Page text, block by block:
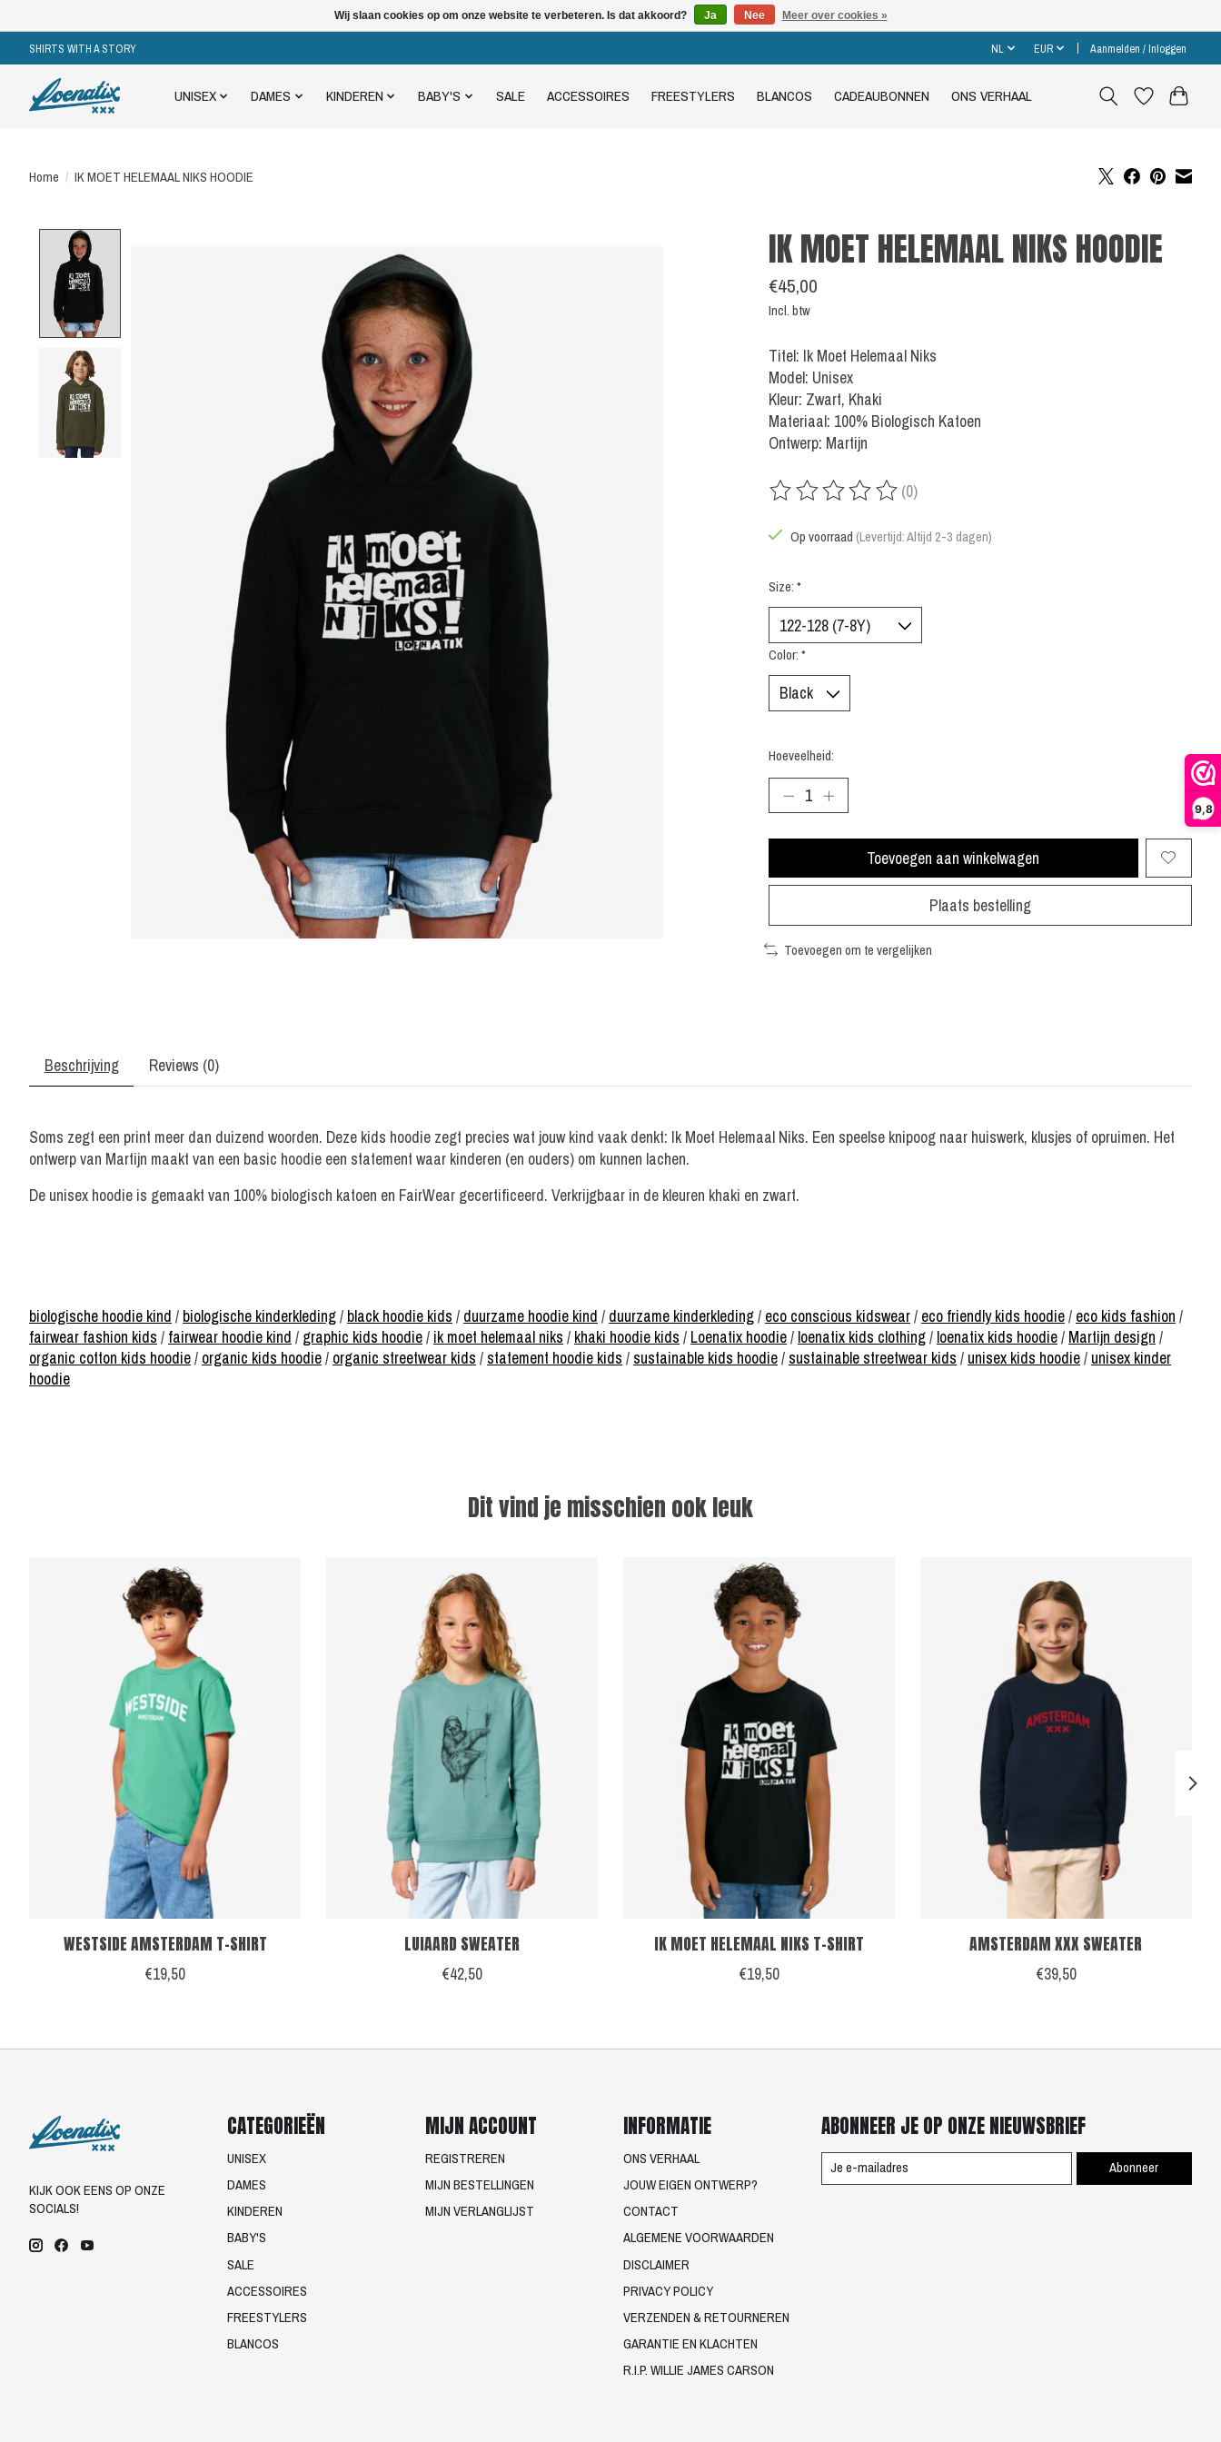
9,8
SHIRTS WITH A STORY NL EUR Aanmelden / Inloggen
UNISEX DAMES KINDEREN BABY'S SALE ACCESSOIRES FREESTYLERS BLANCOS CADEAUBONNEN ONS VERHAAL
Home / IK MOET HELEMAAL NIKS HOODIE
IK MOET HELEMAAL NIKS HOODIE
€45,00
Incl. btw
Titel: Ik Moet Helemaal Niks
Model: Unisex
Kleur: Zwart, Khaki
Materiaal: 100% Biologisch Katoen
Ontwerp: Martijn
De beoordeling van dit product is
(0)
Op voorraad (Levertijd: Altijd 2-3 dagen)
Size: *
Color: *
Hoeveelheid:
Toevoegen aan winkelwagen
Plaats bestelling
Toevoegen om te vergelijken
Beschrijving Reviews (0)
Soms zegt een print meer dan duizend woorden. Deze kids hoodie zegt precies wat jouw kind vaak denkt: Ik Moet Helemaal Niks. Een speelse knipoog naar huiswerk, klusjes of opruimen. Het
ontwerp van Martijn maakt van een basic hoodie een statement waar kinderen (en ouders) om kunnen lachen.
De unisex hoodie is gemaakt van 100% biologisch katoen en FairWear gecertificeerd. Verkrijgbaar in de kleuren khaki en zwart.
biologische hoodie kind / biologische kinderkleding/ black hoodie kids / duurzame hoodie kind / duurzame kinderkleding/ eco conscious kidswear/ eco friendly kids hoodie/ eco kids fashion /
fairwear fashion kids / fairwear hoodie kind / graphic kids hoodie/ ik moet helemaal niks / khaki hoodie kids / Loenatix hoodie/ loenatix kids clothing/ loenatix kids hoodie/ Martijn design /
organic cotton kids hoodie/ organic kids hoodie/ organic streetwear kids / statement hoodie kids / sustainable kids hoodie/ sustainable streetwear kids / unisex kids hoodie/ unisex kinder
hoodie
Dit vind je misschien ook leuk
Items van productcarrousel
WESTSIDE AMSTERDAM T-SHIRT
€19,50
LUIAARD SWEATER
€42,50
IK MOET HELEMAAL NIKS T-SHIRT
€19,50
AMSTERDAM XXX SWEATER
€39,50
KIJK OOK EENS OP ONZE
SOCIALS!
CATEGORIEËN
UNISEX
DAMES
KINDEREN
BABY'S
SALE
ACCESSOIRES
FREESTYLERS
BLANCOS
MIJN ACCOUNT
REGISTREREN
MIJN BESTELLINGEN
MIJN VERLANGLIJST
INFORMATIE
ONS VERHAAL
JOUW EIGEN ONTWERP?
CONTACT
ALGEMENE VOORWAARDEN
DISCLAIMER
PRIVACY POLICY
VERZENDEN & RETOURNEREN
GARANTIE EN KLACHTEN
R.I.P. WILLIE JAMES CARSON
ABONNEER JE OP ONZE NIEUWSBRIEF
Abonneer
Wij slaan cookies op om onze website te verbeteren. Is dat akkoord? Ja Nee Meer over cookies »